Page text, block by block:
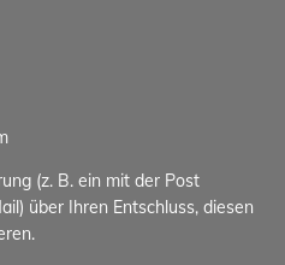
(z. B. ein mit der Post
über Ihren Entschluss, diesen